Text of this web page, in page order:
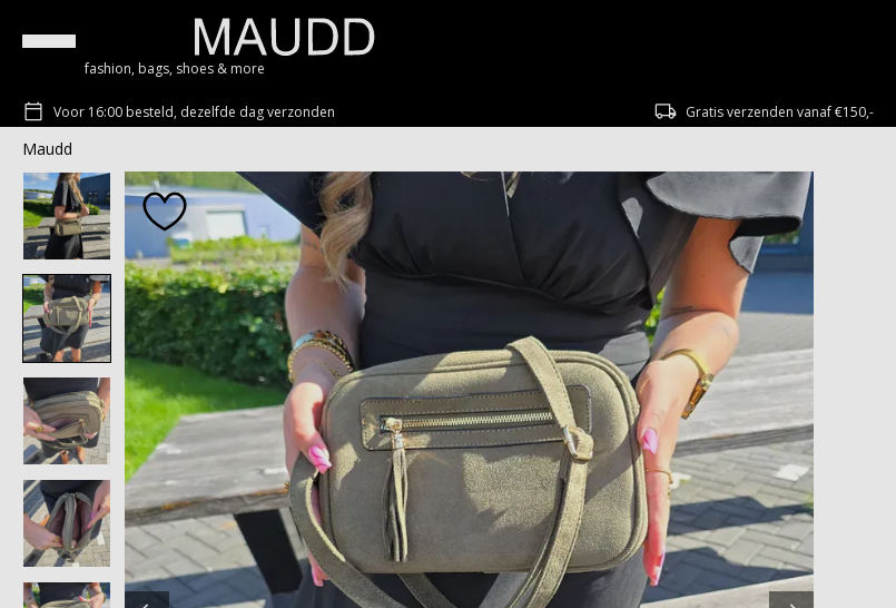
fashion, bags, shoes & more
Voor 16:00 besteld, dezelfde dag verzonden Gratis verzenden vanaf €150,-
Maudd